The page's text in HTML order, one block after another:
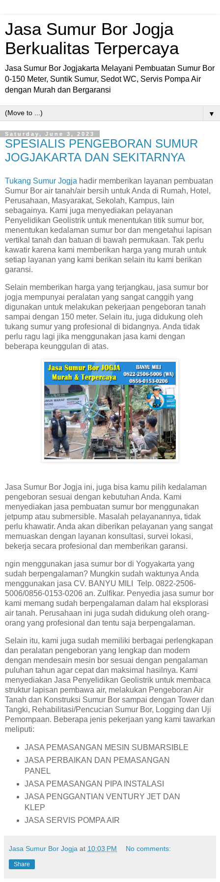
Jasa Sumur Bor Jogja
Berkualitas Terpercaya
Jasa Sumur Bor Jogjakarta Melayani Pembuatan Sumur Bor
0-150 Meter, Suntik Sumur, Sedot WC, Servis Pompa Air
dengan Murah dan Bergaransi
▼
Saturday, June 3, 2023
SPESIALIS PENGEBORAN SUMUR
JOGJAKARTA DAN SEKITARNYA
Tukang Sumur Jogja hadir memberikan layanan pembuatan
Sumur Bor air tanah/air bersih untuk Anda di Rumah, Hotel,
Perusahaan, Masyarakat, Sekolah, Kampus, lain
sebagainya. Kami juga menyediakan pelayanan
Penyelidikan Geolistrik untuk menentukan titik sumur bor,
menentukan kedalaman sumur bor dan mengetahui lapisan
vertikal tanah dan batuan di bawah permukaan. Tak perlu
kawatir karena kami memberikan harga yang murah untuk
setiap layanan yang kami berikan selain itu kami berikan
garansi.
Selain memberikan harga yang terjangkau, jasa sumur bor
jogja mempunyai peralatan yang sangat canggih yang
digunakan untuk melakukan pekerjaan pengeboran tanah
sampai dengan 150 meter. Selain itu, juga didukung oleh
tukang sumur yang profesional di bidangnya. Anda tidak
perlu ragu lagi jika menggunakan jasa kami dengan
beberapa keunggulan di atas.
Jasa Sumur Bor Jogja ini, juga bisa kamu pilih kedalaman
pengeboran sesuai dengan kebutuhan Anda. Kami
menyediakan jasa pembuatan sumur bor menggunakan
jetpump atau submersible. Masalah pelayanannya, tidak
perlu khawatir. Anda akan diberikan pelayanan yang sangat
memuaskan dengan layanan konsultasi, survei lokasi,
bekerja secara profesional dan memberikan garansi.
ngin menggunakan jasa sumur bor di Yogyakarta yang
sudah berpengalaman? Mungkin sudah waktunya Anda
menggunakan jasa CV. BANYU MILI Telp. 0822-2506-
5006/0856-0153-0206 an. Zulfikar. Penyedia jasa sumur bor
kami memang sudah berpengalaman dalam hal eksplorasi
air tanah. Perusahaan ini juga sudah didukung oleh orang-
orang yang profesional dan tentu saja berpengalaman.
Selain itu, kami juga sudah memiliki berbagai perlengkapan
dan peralatan pengeboran yang lengkap dan modern
dengan mendesain mesin bor sesuai dengan pengalaman
puluhan tahun agar cepat dan maksimal hasilnya. Kami
menyediakan Jasa Penyelidikan Geolistrik untuk membaca
struktur lapisan pembawa air, melakukan Pengeboran Air
Tanah dan Konstruksi Sumur Bor sampai dengan Tower dan
Tangki, Rehabilitasi/Pencucian Sumur Bor, Logging dan Uji
Pemompaan. Beberapa jenis pekerjaan yang kami tawarkan
meliputi:
JASA PEMASANGAN MESIN SUBMARSIBLE
JASA PERBAIKAN DAN PEMASANGAN
PANEL
JASA PEMASANGAN PIPA INSTALASI
JASA PENGGANTIAN VENTURY JET DAN
KLEP
JASA SERVIS POMPA AIR
Jasa Sumur Bor Jogja at 10:03 PM No comments:
Share